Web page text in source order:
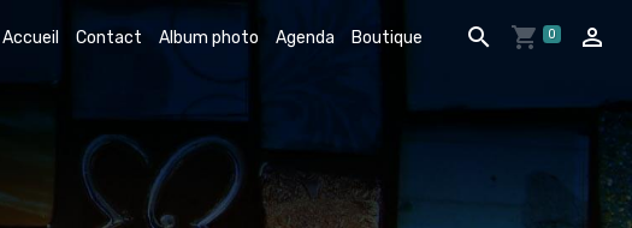
Accueil Contact Album photo Agenda Boutique 0